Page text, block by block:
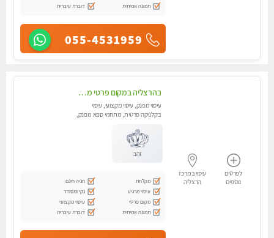
תמונה אמיתית
דוברת עיברית
055-4531959
לפרטים
נוספים
עיסוי במרכז
הרצליה
בהרצליה במקום פרטי מסאז' איכותי ביותר ומפנק - לרציניים בלבד,עיסוי מרגיע מאוד.
עיסוי מפנק, עיסוי מקצועי, עיסוי
בקלניקה פרטית, מתחמי ספא מפנק,
זהב
מקלחת
חניה חינם
עיסוי מרגיע
נקי ומסודר
מקום פרטי
עיסוי מקצועי
תמונה אמיתית
דוברת עיברית